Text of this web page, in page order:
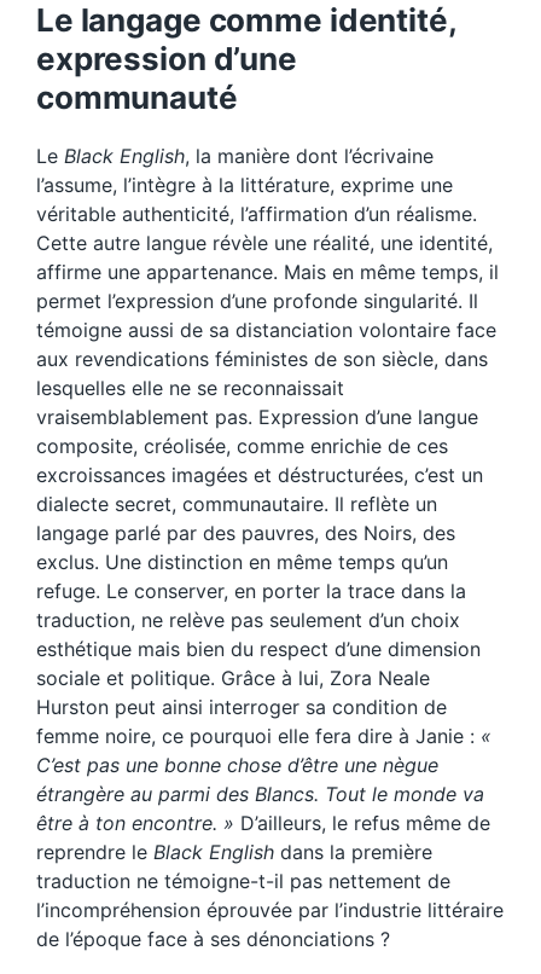
Le langage comme identité,
expression d’une
communauté
Le Black English, la manière dont l’écrivaine
l’assume, l’intègre à la littérature, exprime une
véritable authenticité, l’affirmation d’un réalisme.
Cette autre langue révèle une réalité, une identité,
affirme une appartenance. Mais en même temps, il
permet l’expression d’une profonde singularité. Il
témoigne aussi de sa distanciation volontaire face
aux revendications féministes de son siècle, dans
lesquelles elle ne se reconnaissait
vraisemblablement pas. Expression d’une langue
composite, créolisée, comme enrichie de ces
excroissances imagées et déstructurées, c’est un
dialecte secret, communautaire. Il reflète un
langage parlé par des pauvres, des Noirs, des
exclus. Une distinction en même temps qu’un
refuge. Le conserver, en porter la trace dans la
traduction, ne relève pas seulement d’un choix
esthétique mais bien du respect d’une dimension
sociale et politique. Grâce à lui, Zora Neale
Hurston peut ainsi interroger sa condition de
femme noire, ce pourquoi elle fera dire à Janie : «
C’est pas une bonne chose d’être une nègue
étrangère au parmi des Blancs. Tout le monde va
être à ton encontre. » D’ailleurs, le refus même de
reprendre le Black English dans la première
traduction ne témoigne-t-il pas nettement de
l’incompréhension éprouvée par l’industrie littéraire
de l’époque face à ses dénonciations ?